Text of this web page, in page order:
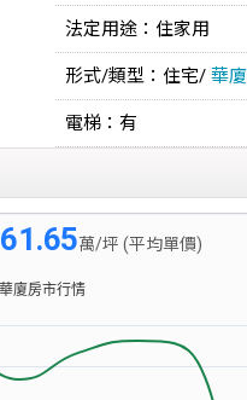
法定用途：住家用
形式/類型：住宅/ 華廈
電梯：有
61.65萬/坪 (平均單價)